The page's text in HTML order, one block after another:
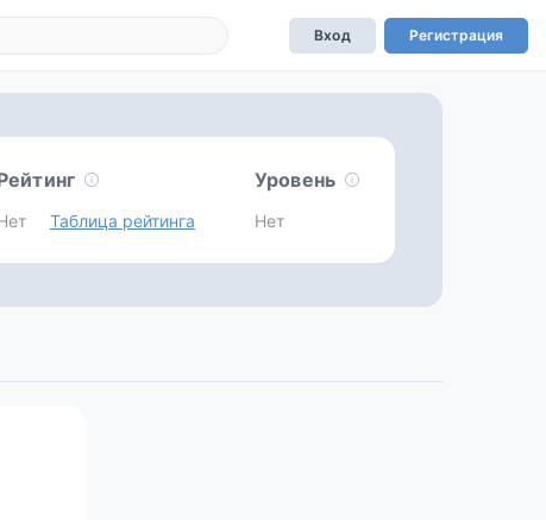
Вход Регистрация
Таблица рейтинга
Уровень
Нет